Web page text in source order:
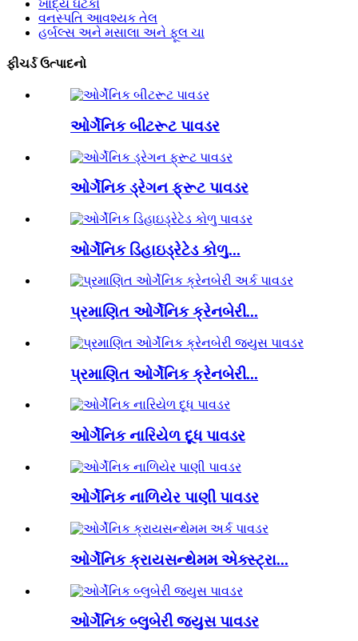
ખાદ્ય ઘટકો
વનસ્પતિ આવશ્યક તેલ
હર્બલ્સ અને મસાલા અને ફૂલ ચા
ફીચર્ડ ઉત્પાદનો
ઓર્ગેનિક બીટરૂટ પાવડર
ઓર્ગેનિક ડ્રેગન ફ્રૂટ પાવડર
ઓર્ગેનિક ડિહાઇડ્રેટેડ કોળુ...
પ્રમાણિત ઓર્ગેનિક ક્રેનબેરી...
પ્રમાણિત ઓર્ગેનિક ક્રેનબેરી...
ઓર્ગેનિક નારિયેળ દૂધ પાવડર
ઓર્ગેનિક નાળિયેર પાણી પાવડર
ઓર્ગેનિક ક્રાયસન્થેમમ એક્સ્ટ્રા...
ઓર્ગેનિક બ્લુબેરી જ્યુસ પાવડર